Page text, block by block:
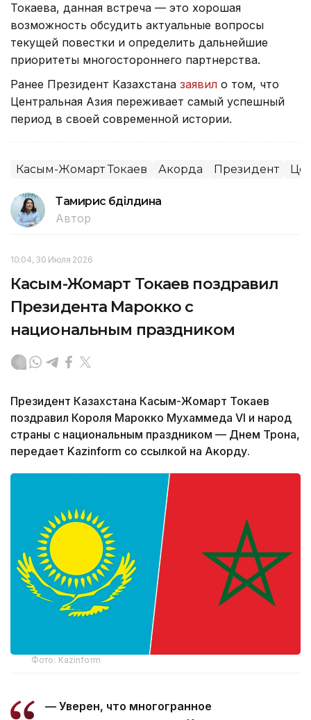
Токаева, данная встреча — это хорошая
возможность обсудить актуальные вопросы
текущей повестки и определить дальнейшие
приоритеты многостороннего партнерства.
Ранее Президент Казахстана заявил о том, что
Центральная Азия переживает самый успешный
период в своей современной истории.
Касым-Жомарт Токаев Акорда Президент
Тамирис Әбділдина
Автор
10:04, 30 Июля 2026
Касым-Жомарт Токаев поздравил
Президента Марокко с
национальным праздником
Президент Казахстана Касым-Жомарт Токаев
поздравил Короля Марокко Мухаммеда VI и народ
страны с национальным праздником — Днем Трона,
передает Kazinform со ссылкой на Акорду.
Фото: Kazinform
— Уверен, что многогранное